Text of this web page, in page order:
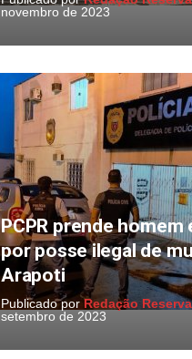
novembro de 2023
PCPR prende
por posse ilegal de
Arapoti
Publicado por Redação
setembro de 2023